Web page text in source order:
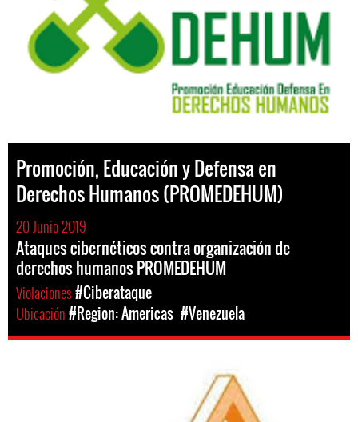
Promoción, Educación y Defensa en
Derechos Humanos (PROMEDEHUM)
20 Junio 2019
Ataques cibernéticos contra organización de
derechos humanos PROMEDEHUM
Violaciones#Ciberataque
Ubicación#Region: Americas #Venezuela